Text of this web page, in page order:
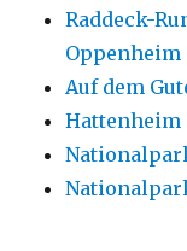
Raddeck-
Oppenheim
Auf dem
Hattenheim